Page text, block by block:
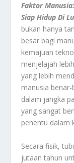
Faktor
Siap Hidup Di
bukan hanya
besar bagi
kemajuan
menjelajah
yang lebih
manusia
dalam jangka
yang sangat
penentu dalam
Secara fisik,
jutaan tahun